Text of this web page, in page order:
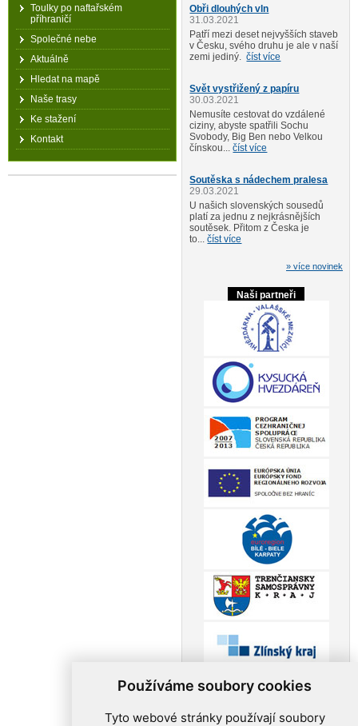
Používáme soubory cookies
Tyto webové stránky používají soubory
Obři dlouhých vln
31.03.2021
Patří mezi deset nejvyšších staveb
v Česku, svého druhu je ale v naší
zemi jediný.číst více
Svět vystřižený z papíru
30.03.2021
Nemusíte cestovat do vzdálené
ciziny, abyste spatřili Sochu
Svobody, Big Ben nebo Velkou
čínskou...číst více
Soutěska s nádechem pralesa
29.03.2021
U našich slovenských sousedů
platí za jednu z nejkrásnějších
soutěsek. Přitom z Česka je
to...číst více
» více novinek
Naši partneři
Toulky po naftařském
příhraničí
Společné nebe
Aktuálně
Hledat na mapě
Naše trasy
Ke stažení
Kontakt